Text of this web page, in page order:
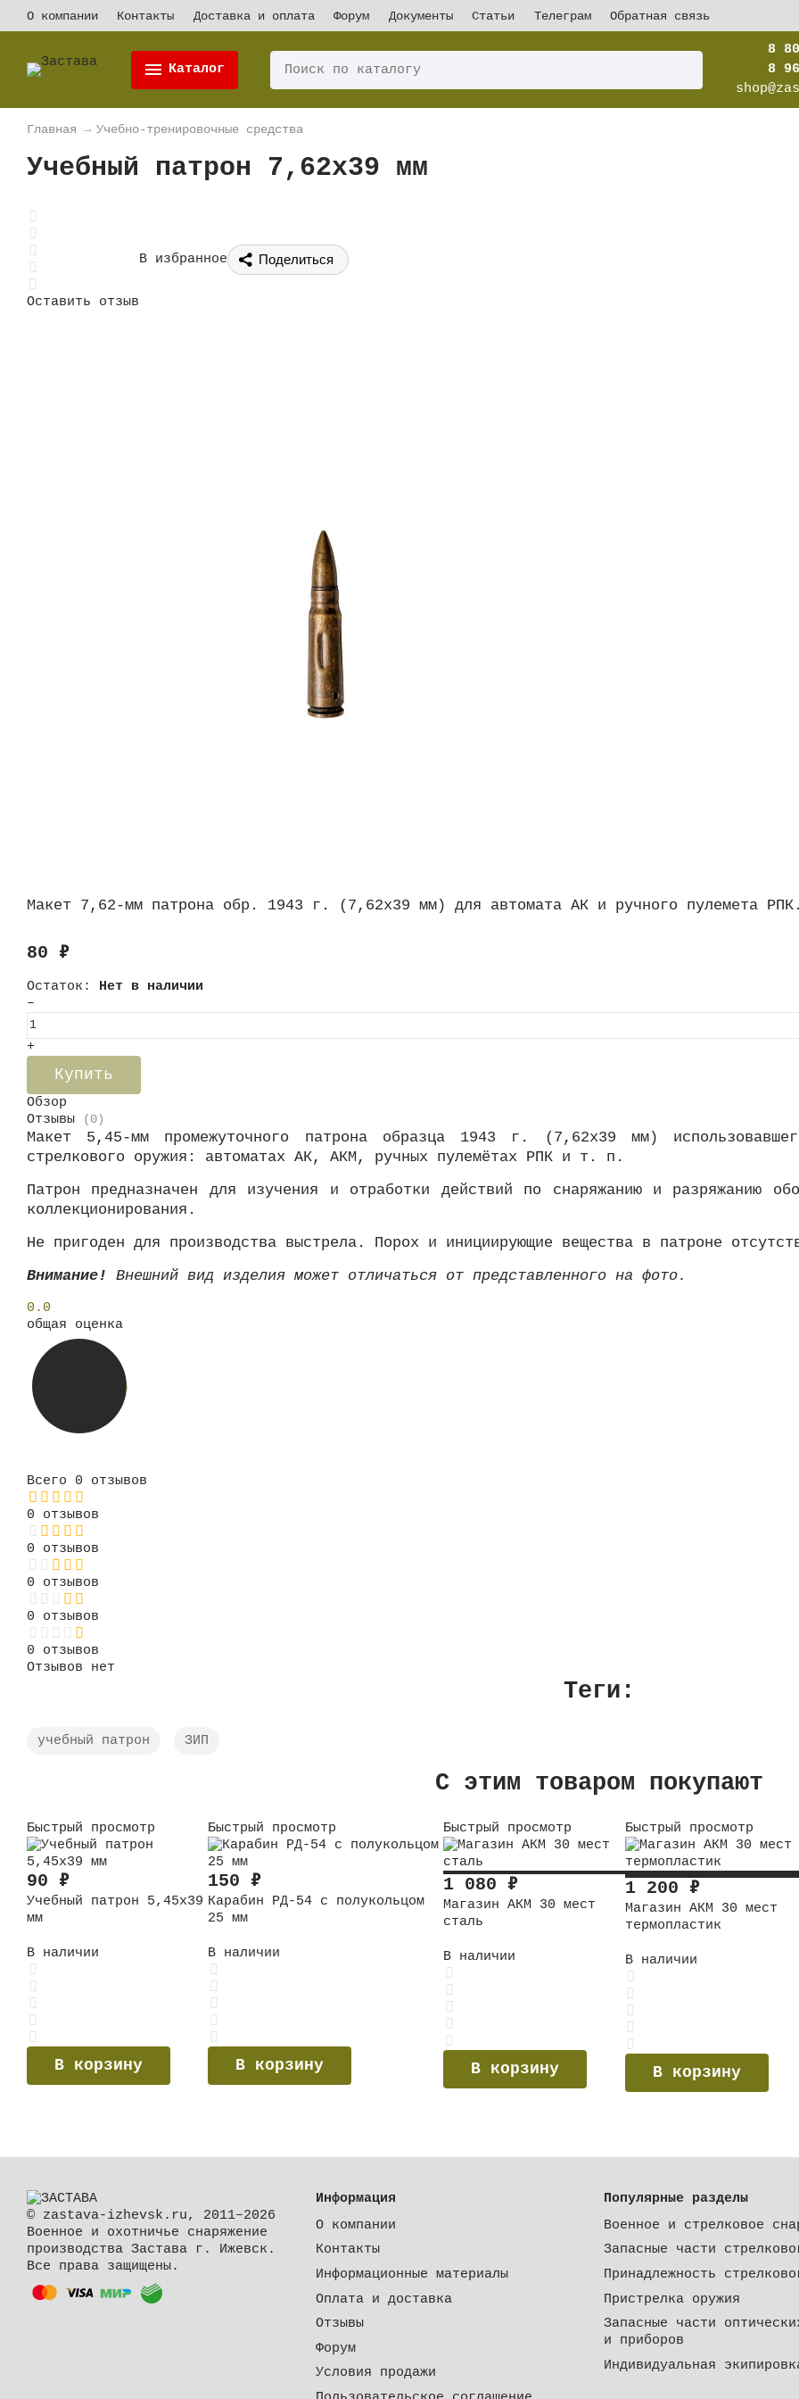
О компании Контакты Доставка и оплата Форум Документы Статьи Телеграм Обратная связь
Каталог
8
8
Главная → Учебно-тренировочные средства
Учебный патрон 7,62x39 мм
Оставить отзыв
В избранное Поделиться
Макет 7,62-мм патрона обр. 1943 г. (7,62х39 мм) для автомата АК и ручного пулемета РПК.
80 ₽
Остаток:
Нет в наличии
–
+
Купить
Обзор
Отзывы
(0)
Макет 5,45-мм промежуточного патрона образца 1943 г. (7,62х39 мм)
стрелкового оружия: автоматах АК, АКМ, ручных пулемётах РПК и т. п.
Патрон предназначен для изучения и отработки действий по снаряжанию и разряжанию
коллекционирования.
Не пригоден для производства выстрела. Порох и инициирующие вещества в патроне
Внимание!
Внешний вид изделия может отличаться от представленного на фото.
0.0
общая оценка
Всего 0 отзывов
0 отзывов
0 отзывов
0 отзывов
0 отзывов
0 отзывов
Отзывов нет
Теги:
учебный патрон ЗИП
C этим товаром покупают
Быстрый просмотр
90 ₽
Учебный патрон 5,45x39
мм
В наличии
В корзину
Быстрый просмотр
150 ₽
Карабин РД-54 с полукольцом
25 мм
В наличии
В корзину
Быстрый просмотр
1 080 ₽
Магазин АКМ 30 мест
сталь
В наличии
В корзину
Быстрый просмотр
1 200 ₽
Магазин АКМ 30 мест
термопластик
В наличии
В корзину
© zastava-izhevsk.ru, 2011–2026
Военное и охотничье снаряжение
производства Застава г. Ижевск.
Все права защищены.
Информация
О компании
Контакты
Информационные материалы
Оплата и доставка
Отзывы
Форум
Условия продажи
Популярные разделы
Военное и стрелковое
Запасные части
Принадлежность
Пристрелка оружия
Запасные части
и приборов
Индивидуальная